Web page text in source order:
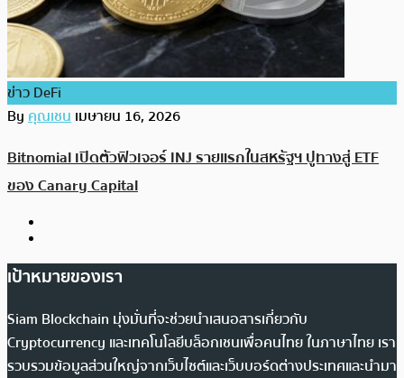
ข่าว DeFi
Byคุณเชนเมษายน 16, 2026
Bitnomial เปิดตัวฟิวเจอร์ INJ รายแรกในสหรัฐฯ ปูทางสู่ ETF
ของ Canary Capital
เป้าหมายของเรา
Siam Blockchain มุ่งมั่นที่จะช่วยนำเสนอสารเกี่ยวกับ
Cryptocurrency และเทคโนโลยีบล็อกเชนเพื่อคนไทย ในภาษาไทย เรา
รวบรวมข้อมูลส่วนใหญ่จากเว็บไซต์และเว็บบอร์ดต่างประเทศและนำมา